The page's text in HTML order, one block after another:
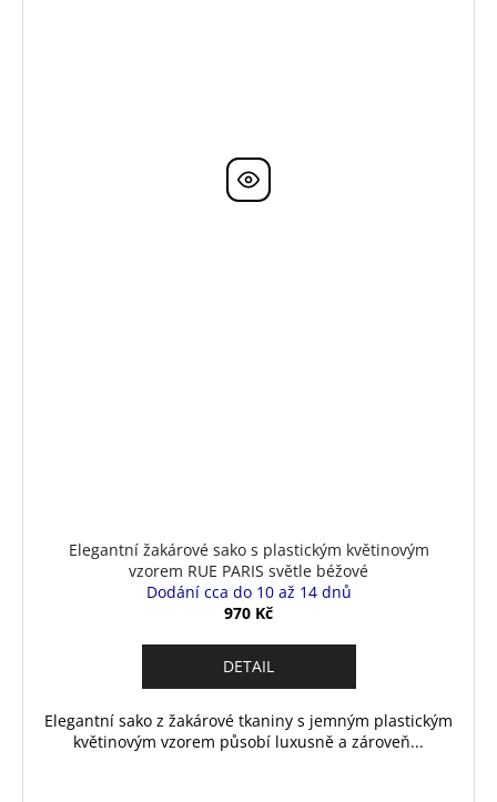
Elegantní žakárové sako s plastickým květinovým
vzorem RUE PARIS světle béžové
Dodání cca do 10 až 14 dnů
970 Kč
DETAIL
Elegantní sako z žakárové tkaniny s jemným plastickým
květinovým vzorem působí luxusně a zároveň...